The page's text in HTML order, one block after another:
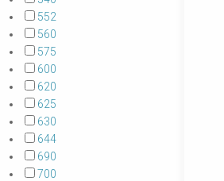
552
560
575
600
620
625
630
644
690
700